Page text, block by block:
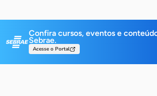
Confira cursos, eventos e
Sebrae.
Acesse o Portal